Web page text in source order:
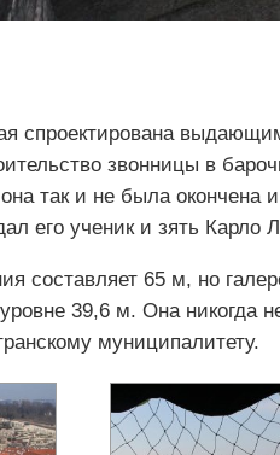
спроектирована
звонницы в
так и не была
его ученик и зять Карло
составляет 65 м, но
39,6 м. Она никогда
муниципалитету.